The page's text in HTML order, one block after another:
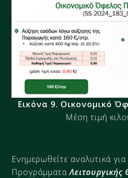
Εικόνα 9. Οικονομικό
Μέση τιμή
Ενημερωθείτε αναλυτικά
Προγράμματα